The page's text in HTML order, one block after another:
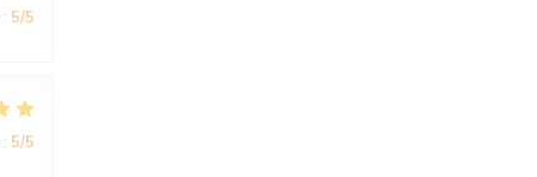
: 5/5
: 5/5